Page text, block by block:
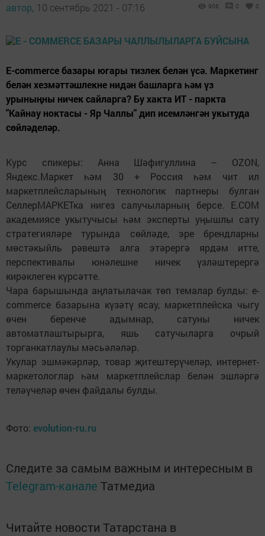
автор, 10 сентябрь 2021 - 07:16 906 0 0
E-commerce базары югары тизлек белән үсә. Маркетинг
белән хезмәттәшлекне нидән башларга һәм үз
урыныңны ничек сайларга? Бу хакта ИТ - паркта
"Кайнау ноктасы - Яр Чаллы" дип исемләнгән укытуда
сөйләделәр.
Курс спикеры: Анна Шәфигуллина – OZON,
Яндекс.Маркет һәм 30 + Россия һәм чит ил
маркетплейсларының технологик партнеры булган
СеллерМАРКЕТка нигез салучыларның берсе. E.COM
академиясе укытучысы һәм эксперты уңышлы сату
стратегияләре турында сөйләде, эре брендларны
мөстәкыйль рәвештә алга этәрергә ярдәм итте,
перспективалы юнәлешне ничек үзләштерергә
кирәклеген күрсәтте.
Чара барышында аңлатылачак төп темалар булды: e-
commerce базарына күзәтү ясау, маркетплейска чыгу
өчен беренче адымнар, сатуны ничек
автоматлаштырырга, яшь сатучыларга очрый
торганкатлаулы мәсьәләләр.
Укулар эшмәкәрләр, товар җитештерүчеләр, интернет-
маркетологлар һәм маркетплейслар белән эшләргә
теләүчеләр өчен файдалы булды.
Фото: evolution-ru.ru
Следите за самым важным и интересным в
Telegram-канале Татмедиа
Читайте новости Татарстана в